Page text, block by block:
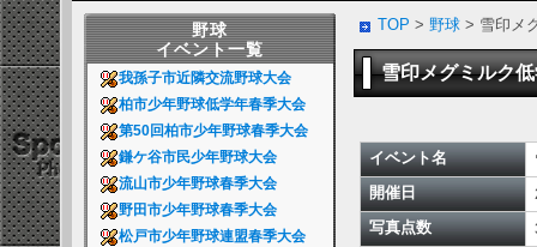
野球
イベント一覧
我孫子市近隣交流野球大会
柏市少年野球低学年春季大会
第50回柏市少年野球春季大会
鎌ケ谷市民少年野球大会
流山市少年野球春季大会
野田市少年野球春季大会
松戸市少年野球連盟春季大会
TOP > 野球> 雪印メ
雪印メグミルク
イベント名
開催日
写真点数